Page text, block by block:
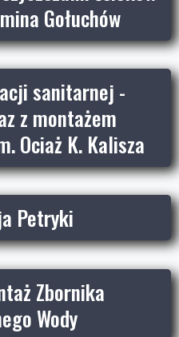
Gołuchów
sanitarnej -
z montażem
Ociaż K. Kalisza
Petryki
Zbornika
Wody